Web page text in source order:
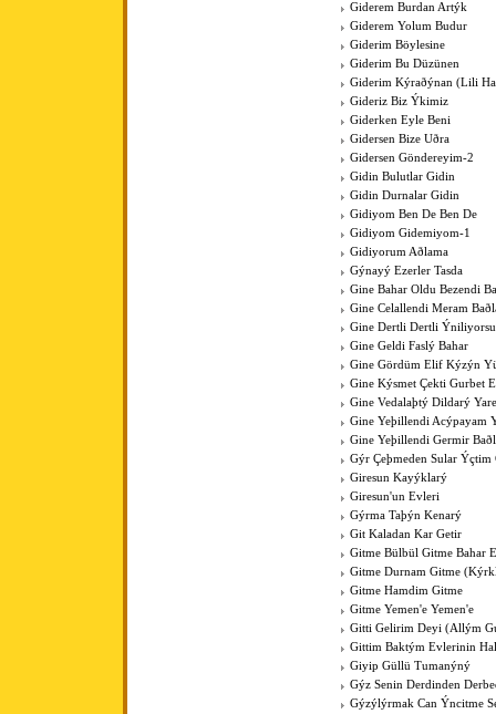
Giderem Burdan Artýk
Giderem Yolum Budur
Giderim Böylesine
Giderim Bu Düzünen
Giderim Kýraðýnan (Lili
Gideriz Biz Ýkimiz
Giderken Eyle Beni
Gidersen Bize Uðra
Gidersen Göndereyim-2
Gidin Bulutlar Gidin
Gidin Durnalar Gidin
Gidiyom Ben De Ben De
Gidiyom Gidemiyom-1
Gidiyorum Aðlama
Gýnayý Ezerler Tasda
Gine Bahar Oldu Bezendi
Gine Celallendi Meram
Gine Dertli Dertli
Gine Geldi Faslý Bahar
Gine Gördüm Elif Kýzýn
Gine Kýsmet Çekti Gurbet
Gine Vedalaþtý Dildarý
Gine Yeþillendi Acýpayam
Gine Yeþillendi Germir
Gýr Çeþmeden Sular Ýçtim
Giresun Kayýklarý
Giresun'un Evleri
Gýrma Taþýn Kenarý
Git Kaladan Kar Getir
Gitme Bülbül Gitme Bahar
Gitme Durnam Gitme
Gitme Hamdim Gitme
Gitme Yemen'e Yemen'e
Gitti Gelirim Deyi (Allým
Gittim Baktým Evlerinin
Giyip Güllü Tumanýný
Gýz Senin Derdinden
Gýzýlýrmak Can Ýncitme